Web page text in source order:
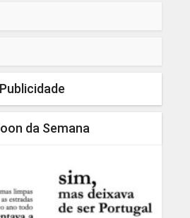
Publicidade
da Semana